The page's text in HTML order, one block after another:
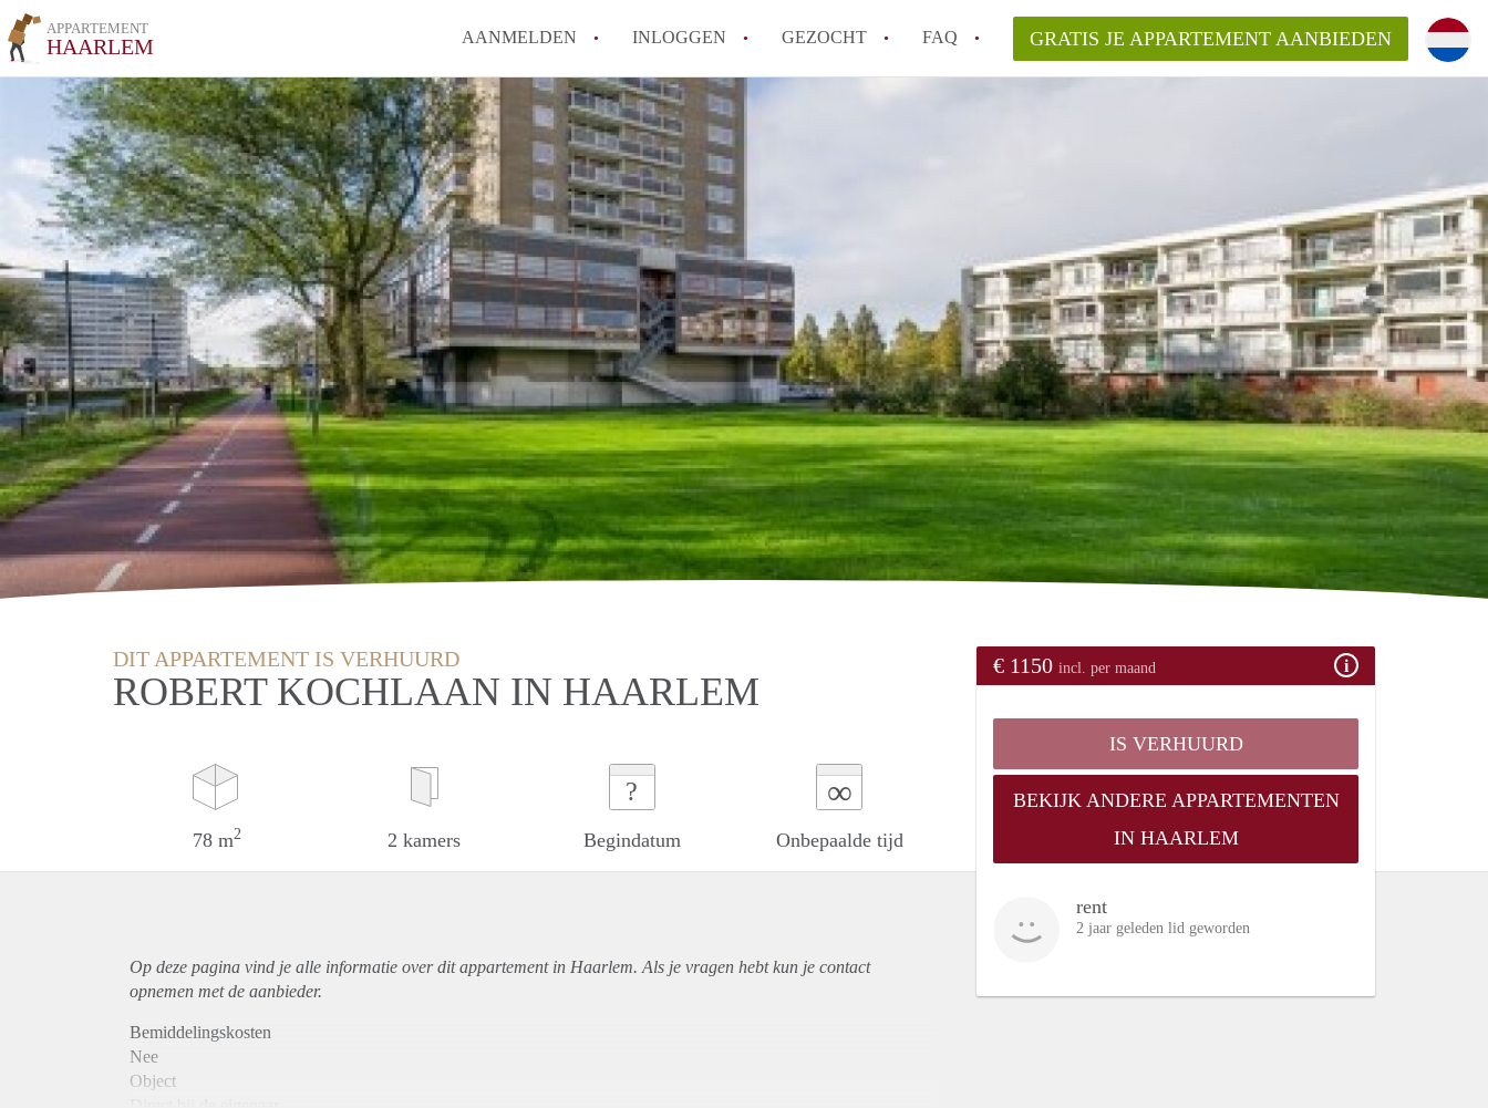
APPARTEMENT
HAARLEM AANMELDEN INLOGGEN GEZOCHT FAQ
How to translate AppartementHaarlem!
Wat is AppartementHaarlem?
Hoeveel kost het om te reageren op een Appartement in Haarlem?
Wat is de privacyverklaring van AppartementHaarlem?
Berekent AppartementHaarlem
makelaarsvergoeding/bemiddelingsvergoeding?
Alle veelgestelde vragen
GRATIS JE APPARTEMENT AANBIEDEN
DIT APPARTEMENT IS VERHUURD
ROBERT KOCHLAAN IN HAARLEM
78 m2 2 kamers
?
Begindatum
∞
Onbepaalde tijd
€ 1150 incl. per maand
IS VERHUURD
BEKIJK ANDERE APPARTEMENTEN
IN HAARLEM
rent
2 jaar geleden lid geworden
Op deze pagina vind je alle informatie over ditappartementin Haarlem. Als je vragen hebt kun je contact
opnemen met de aanbieder.
Bemiddelingskosten
Nee
Object